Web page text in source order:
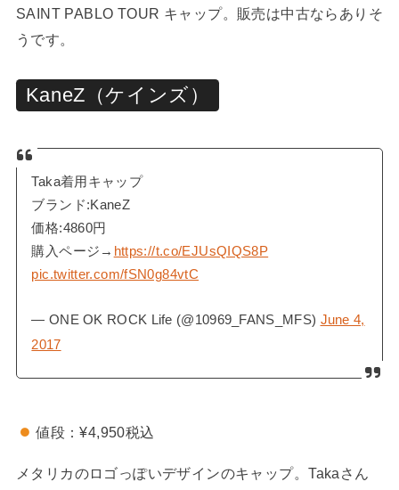
SAINT PABLO TOUR キャップ。販売は中古ならありそ
うです。
KaneZ（ケインズ）
Taka着用キャップ
ブランド:KaneZ
価格:4860円
購入ページ→ https://t.co/EJUsQIQS8P
pic.twitter.com/fSN0g84vtC
— ONE OK ROCK Life (@10969_FANS_MFS) June 4,
2017
値段：¥4,950税込
メタリカのロゴっぽいデザインのキャップ。Takaさん